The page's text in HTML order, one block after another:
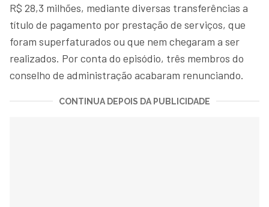
R$ 28,3 milhões, mediante diversas transferências a
título de pagamento por prestação de serviços, que
foram superfaturados ou que nem chegaram a ser
realizados. Por conta do episódio, três membros do
conselho de administração acabaram renunciando.
CONTINUA DEPOIS DA PUBLICIDADE